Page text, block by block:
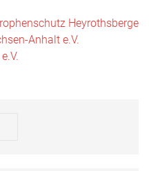
Heyrothsberge
Anhalt e.V.